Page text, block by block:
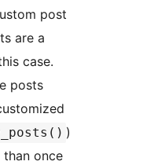
post
are a
case.
posts
)
once